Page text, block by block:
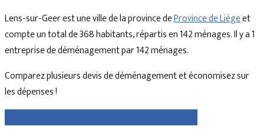
Lens-sur-Geer est une ville de la province deProvince de Liègeet
compte un total de 368 habitants, répartis en 142 ménages. Il y a 1
entreprise de déménagement par 142 ménages.
Comparez plusieurs devis de déménagement et économisez sur
les dépenses !